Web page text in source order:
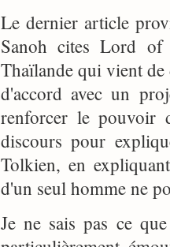
Le dernier article
Sanoh cites Lord
Thaïlande qui vient de
d'accord avec un
renforcer le pouvoir
discours pour
Tolkien, en
d'un seul homme ne
Je ne sais pas ce